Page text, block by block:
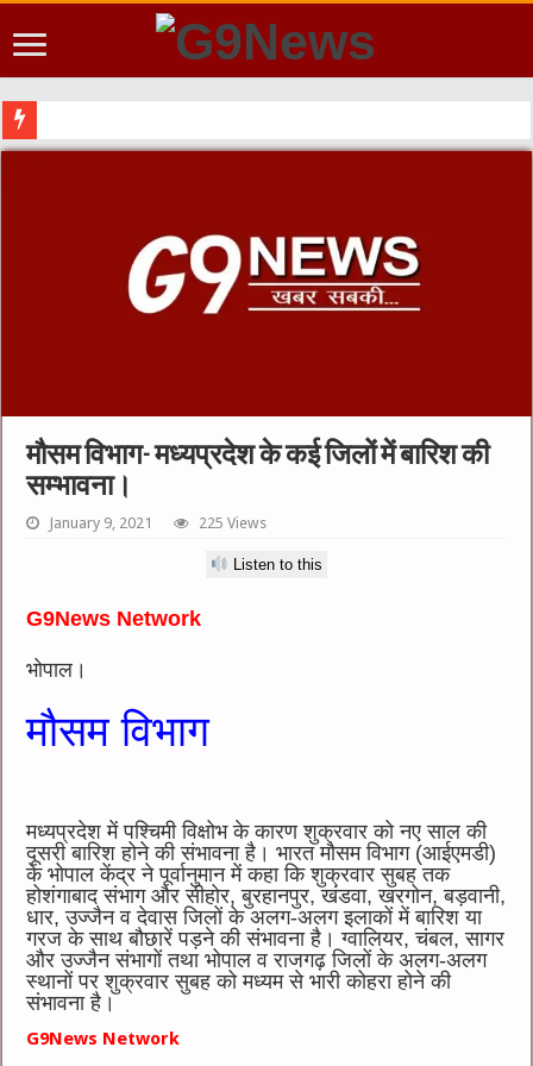
मौसम विभाग- मध्यप्रदेश के कई जिलों में बारिश की
सम्भावना।
January 9, 2021 225 Views
Listen to this
G9News Network
भोपाल।
मौसम विभाग
मध्यप्रदेश में पश्चिमी विक्षोभ के कारण शुक्रवार को नए साल की
दूसरी बारिश होने की संभावना है। भारत मौसम विभाग (आईएमडी)
के भोपाल केंद्र ने पूर्वानुमान में कहा कि शुक्रवार सुबह तक
होशंगाबाद संभाग और सीहोर, बुरहानपुर, खंडवा, खरगोन, बड़वानी,
धार, उज्जैन व देवास जिलों के अलग-अलग इलाकों में बारिश या
गरज के साथ बौछारें पड़ने की संभावना है। ग्वालियर, चंबल, सागर
और उज्जैन संभागों तथा भोपाल व राजगढ़ जिलों के अलग-अलग
स्थानों पर शुक्रवार सुबह को मध्यम से भारी कोहरा होने की
संभावना है।
G9News Network